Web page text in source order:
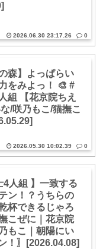
2026.06.30 23:17.26 0
森】よっぱらい
をみよっ！ 🎨 #
組 【花京院ちえ
/咲乃もこ/猫撫こ
2026.05.30 10:02.39 0
4人組 】一致する
ン！？うちらの
杯できるじゃろ
こぜに｜花京院
もこ｜朝陽にい
！〗[2026.04.08]